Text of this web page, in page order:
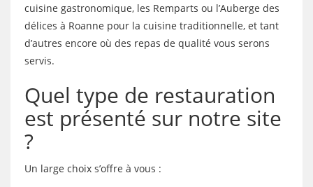
cuisine gastronomique, les Remparts ou l’Auberge des
délices à Roanne pour la cuisine traditionnelle, et tant
d’autres encore où des repas de qualité vous serons
servis.
Quel type de restauration
est présenté sur notre site
?
Un large choix s’offre à vous :